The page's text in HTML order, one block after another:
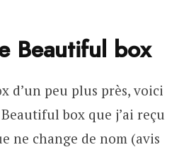
Beautiful box
d’un peu plus près, voici
box que j’ai reçu
ne change de nom (avis